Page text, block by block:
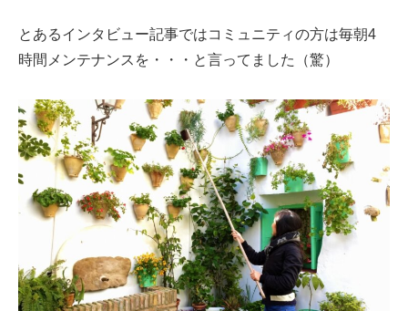
とあるインタビュー記事ではコミュニティの方は毎朝4
時間メンテナンスを・・・と言ってました（驚）